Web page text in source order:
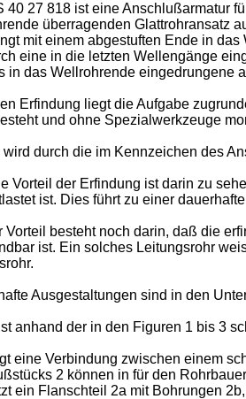
40 27 818 ist eine Anschlußarmatur
überragenden Glattrohransatz
mit einem abgestuften Ende in
eine in die letzten Wellengänge
in das Wellrohrende eingedrungene
Erfindung liegt die Aufgabe
und ohne Spezialwerkzeuge
wird durch die im Kennzeichen des
Vorteil der Erfindung ist darin zu
ist. Dies führt zu einer
Vorteil besteht noch darin, daß die
ist. Ein solches Leitungsrohr
Ausgestaltungen sind in den
anhand der in den Figuren 1 bis 3
eine Verbindung zwischen einem
2 können in für den
ein Flanschteil 2a mit Bohrungen